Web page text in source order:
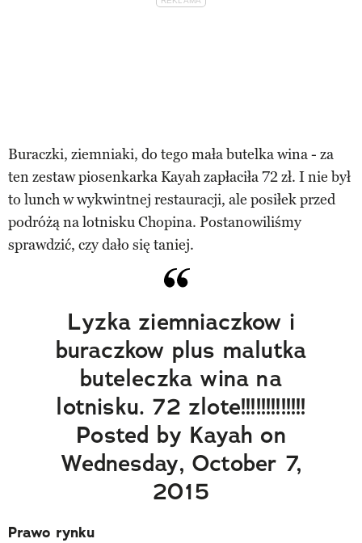
Buraczki, ziemniaki, do tego mała butelka wina - za
ten zestaw piosenkarka Kayah zapłaciła 72 zł. I nie był
to lunch w wykwintnej restauracji, ale posiłek przed
podróżą na lotnisku Chopina. Postanowiliśmy
sprawdzić, czy dało się taniej.
Lyzka ziemniaczkow i
buraczkow plus malutka
buteleczka wina na
lotnisku. 72 zlote!!!!!!!!!!!!!
Posted by Kayah on
Wednesday, October 7,
2015
Prawo rynku